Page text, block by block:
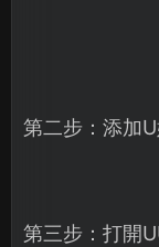
第二步：添加
第三步：打開